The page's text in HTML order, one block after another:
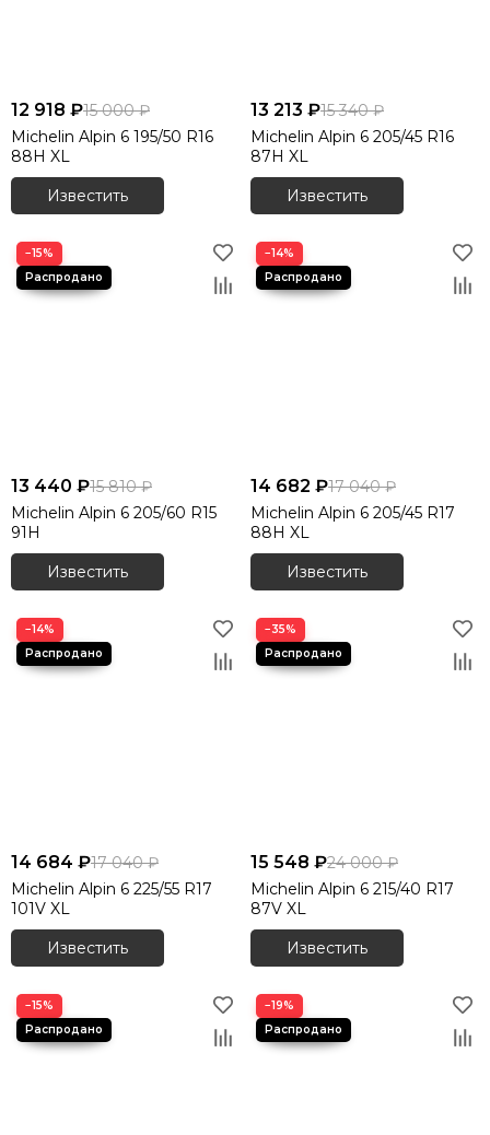
12 918 ₽15 000 ₽
Michelin Alpin 6 195/50 R16
88H XL
Известить
13 213 ₽15 340 ₽
Michelin Alpin 6 205/45 R16
87H XL
Известить
−15%
13 440 ₽15 810 ₽
Michelin Alpin 6 205/60 R15
91H
Известить
−14%
14 682 ₽17 040 ₽
Michelin Alpin 6 205/45 R17
88H XL
Известить
−14%
14 684 ₽17 040 ₽
Michelin Alpin 6 225/55 R17
101V XL
Известить
−35%
15 548 ₽24 000 ₽
Michelin Alpin 6 215/40 R17
87V XL
Известить
−15% −19%